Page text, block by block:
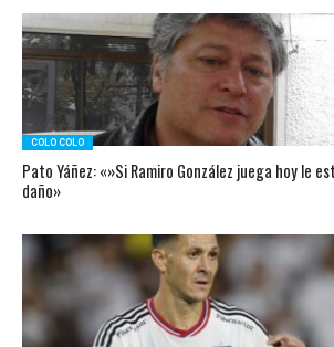
COLO COLO
Pato Yáñez: «»Si Ramiro González juega hoy le
daño»